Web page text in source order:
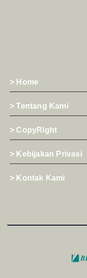
> Home
> Tentang Kami
> CopyRight
> Kebijakan Privasi
> Kontak Kami